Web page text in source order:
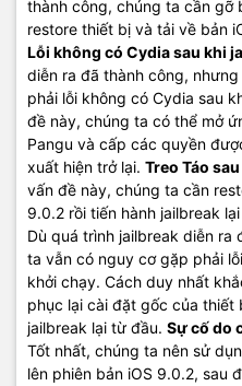
thành công, chúng ta cần gỡ
restore thiết bị và tải về bản
Lỗi không có Cydia sau khi
diễn ra đã thành công,
phải lỗi không có Cydia sau
đề này, chúng ta có thể mở
Pangu và cấp các quyền
xuất hiện trở lại. Treo Táo
vấn đề này, chúng ta cần
9.0.2 rồi tiến hành jailbreak
Dù quá trình jailbreak diễn ra
ta vẫn có nguy cơ gặp phải
khởi chạy. Cách duy nhất
phục lại cài đặt gốc của
jailbreak lại từ đầu. Sự cố do
Tốt nhất, chúng ta nên sử
lên phiên bản iOS 9.0.2, sau